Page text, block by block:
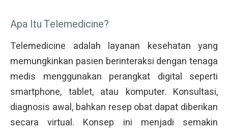
Apa Itu Telemedicine?
Telemedicine adalah layanan kesehatan yang
memungkinkan pasien berinteraksi dengan tenaga
medis menggunakan perangkat digital seperti
smartphone, tablet, atau komputer. Konsultasi,
diagnosis awal, bahkan resep obat dapat diberikan
secara virtual. Konsep ini menjadi semakin